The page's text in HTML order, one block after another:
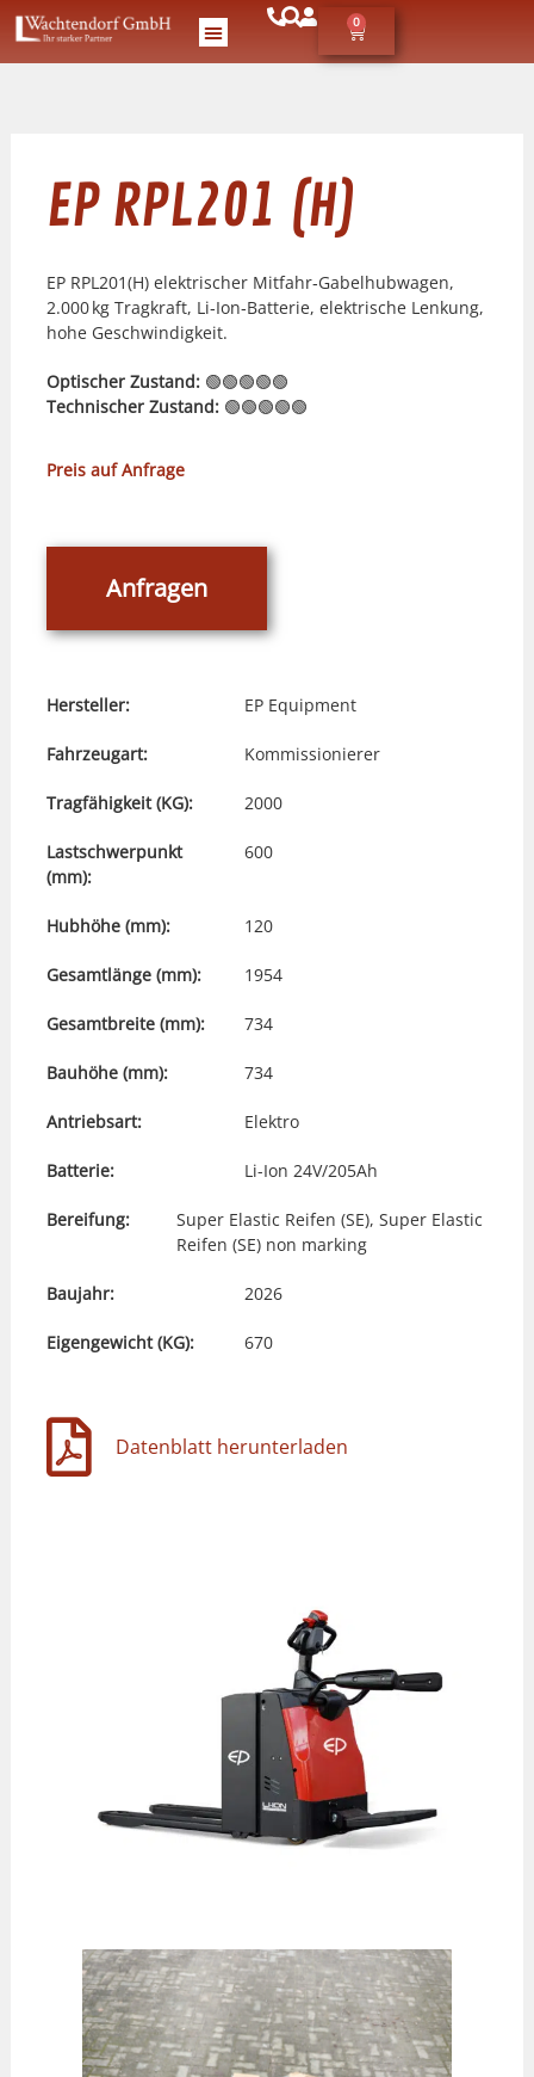
0
EP RPL201 (H)
EP RPL201(H) elektrischer Mitfahr‑Gabelhubwagen,
2.000 kg Tragkraft, Li‑Ion‑Batterie, elektrische Lenkung,
hohe Geschwindigkeit.
Optischer Zustand:🟢🟢🟢🟢🟢
Technischer Zustand:🟢🟢🟢🟢🟢
Preis auf Anfrage
Anfragen
Hersteller: EP Equipment
Fahrzeugart: Kommissionierer
Tragfähigkeit (KG): 2000
Lastschwerpunkt
(mm):
600
Hubhöhe (mm): 120
Gesamtlänge (mm): 1954
Gesamtbreite (mm): 734
Bauhöhe (mm): 734
Antriebsart: Elektro
Batterie: Li-Ion 24V/205Ah
Bereifung:
Super Elastic Reifen (SE), Super Elastic
Reifen (SE) non marking
Baujahr: 2026
Eigengewicht (KG): 670
Datenblatt herunterladen